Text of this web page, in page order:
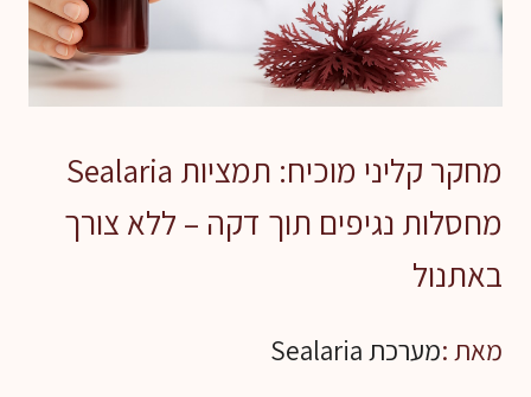
מחקר קליני מוכיח: תמציות Sealaria
מחסלות נגיפים תוך דקה – ללא צורך
באתנול
מאת :מערכת Sealaria